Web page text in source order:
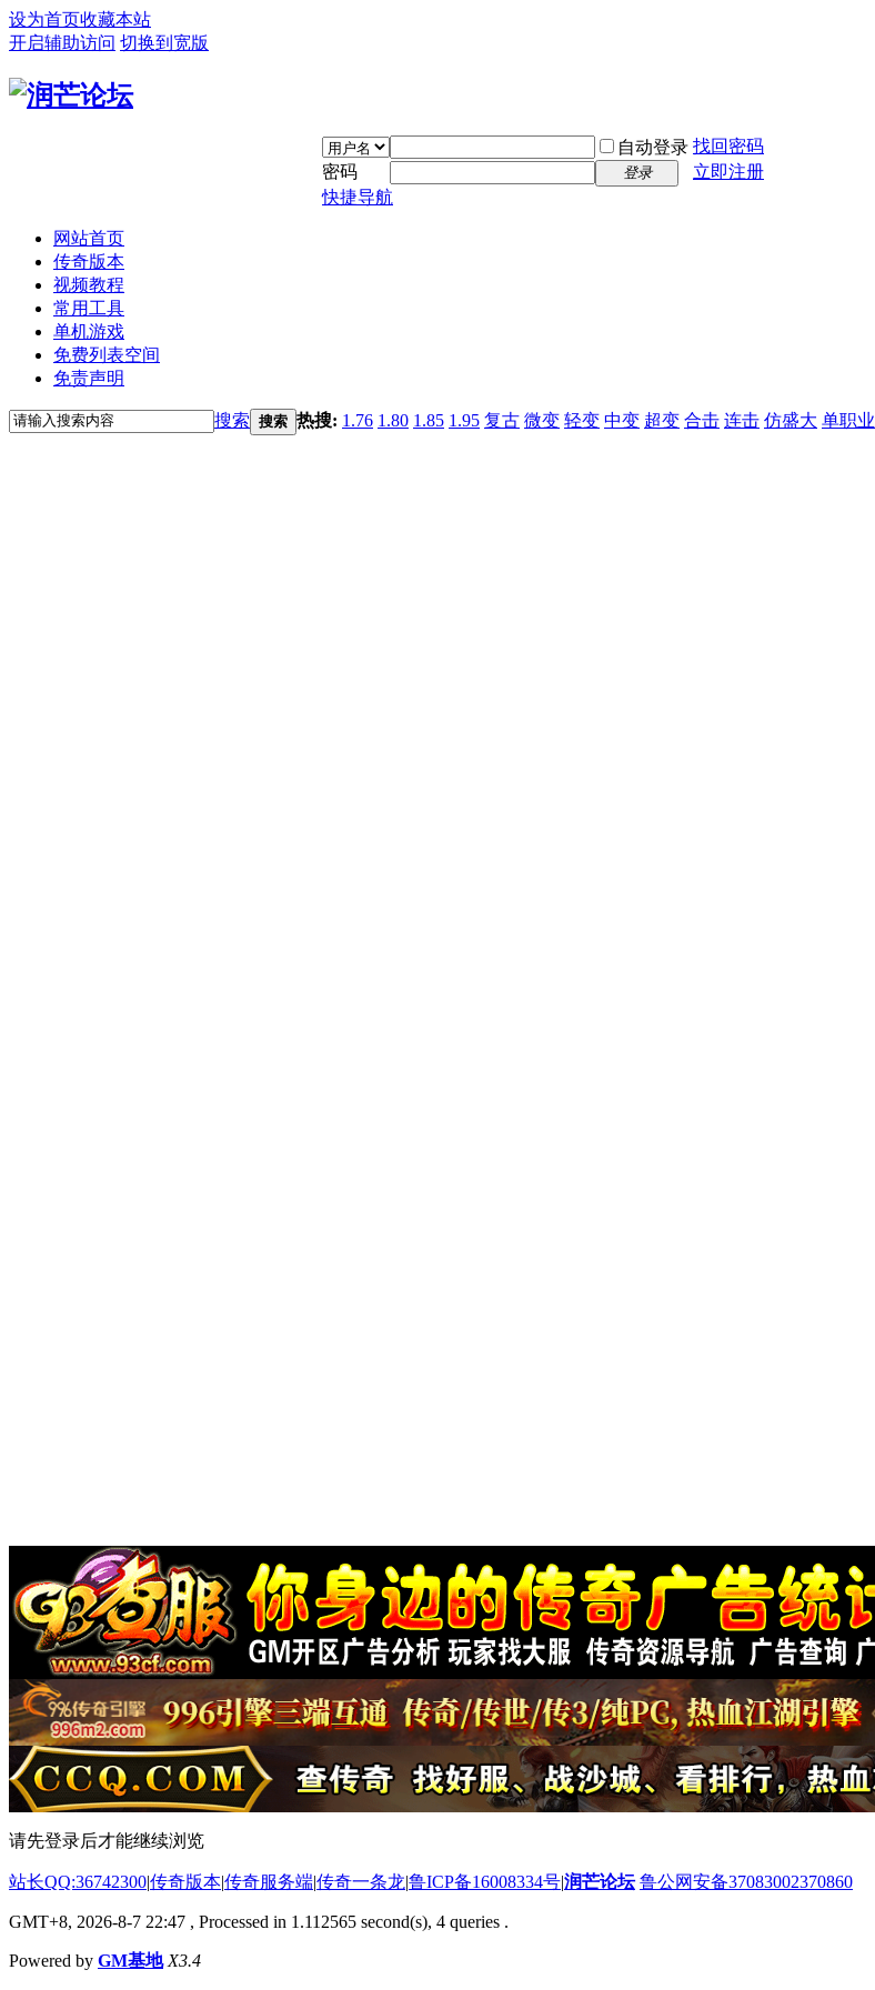
设为首页收藏本站
开启辅助访问 切换到宽版
自动登录 找回密码
密码
登录
立即注册
快捷导航
网站首页
传奇版本
视频教程
常用工具
单机游戏
免费列表空间
免责声明
搜索 搜索 热搜: 1.76 1.80 1.85 1.95 复古 微变 轻变 中变 超变 合击 连击 仿盛大 单职业
请先登录后才能继续浏览
站长QQ:36742300|传奇版本|传奇服务端|传奇一条龙|鲁ICP备16008334号|润芒论坛 鲁公网安备37083002370860
GMT+8, 2026-8-7 22:47 , Processed in 1.112565 second(s), 4 queries .
Powered by GM基地 X3.4